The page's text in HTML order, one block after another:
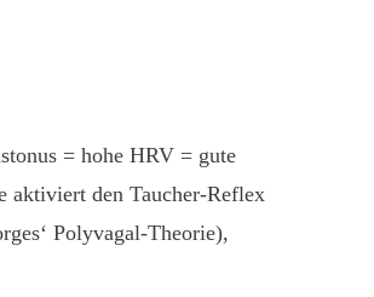
= hohe HRV = gute
aktiviert den Taucher-Reflex
Polyvagal-Theorie),